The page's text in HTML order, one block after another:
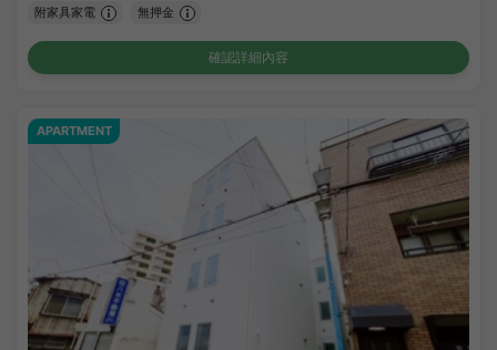
附家具家電 無押金
確認詳細內容
APARTMENT